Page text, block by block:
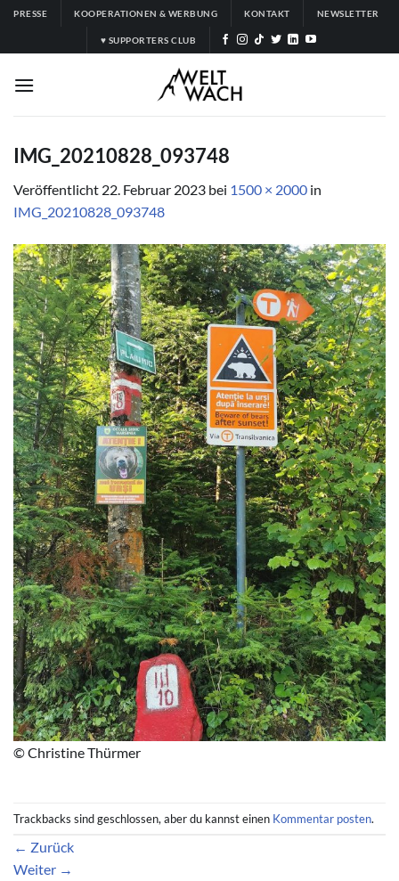
Zum
springen
PRESSE KOOPERATIONEN & WERBUNG KONTAKT NEWSLETTER
♥ SUPPORTERS CLUB
IMG_20210828_093748
Veröffentlicht 22. Februar 2023 bei 1500 × 2000 in
IMG_20210828_093748
© Christine Thürmer
Trackbacks sind geschlossen, aber du kannst einen Kommentar posten.
← Zurück
Weiter →